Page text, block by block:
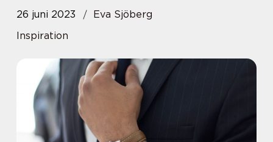
26 juni 2023
Eva Sjöberg
Inspiration